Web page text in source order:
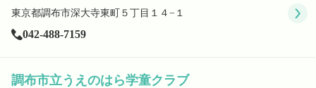
東京都調布市深大寺東町５丁目１４−１
042-488-7159
調布市立うえのはら学童クラブ